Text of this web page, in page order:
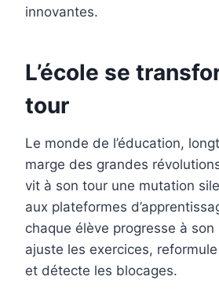
innovantes.
L’école se
tour
Le monde de l’éducation,
marge des grandes
vit à son tour une mutation
aux plateformes
chaque élève progresse à son
ajuste les exercices,
et détecte les blocages.